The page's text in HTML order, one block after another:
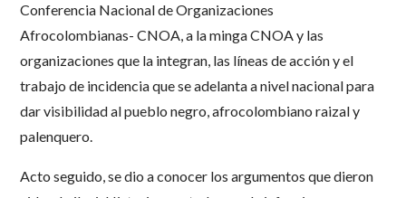
Conferencia Nacional de Organizaciones
Afrocolombianas- CNOA, a la minga CNOA y las
organizaciones que la integran, las líneas de acción y el
trabajo de incidencia que se adelanta a nivel nacional para
dar visibilidad al pueblo negro, afrocolombiano raizal y
palenquero.
Acto seguido, se dio a conocer los argumentos que dieron